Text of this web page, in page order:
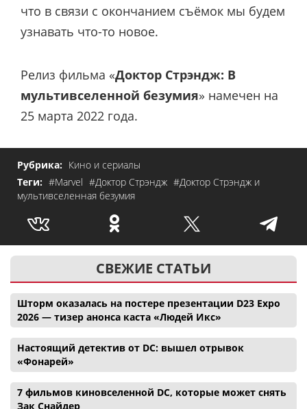
что в связи с окончанием съёмок мы будем
узнавать что-то новое.
Релиз фильма «Доктор Стрэндж: В
мультивселенной безумия» намечен на
25 марта 2022 года.
Рубрика: Кино и сериалы
Теги: #Marvel #Доктор Стрэндж #Доктор Стрэндж и
мультивселенная безумия
СВЕЖИЕ СТАТЬИ
Шторм оказалась на постере презентации D23 Expo
2026 — тизер анонса каста «Людей Икс»
Настоящий детектив от DC: вышел отрывок
«Фонарей»
7 фильмов киновселенной DC, которые может снять
Зак Снайдер